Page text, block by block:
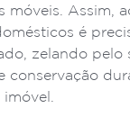
móveis. Assim,
é
zelando pelo
conservação